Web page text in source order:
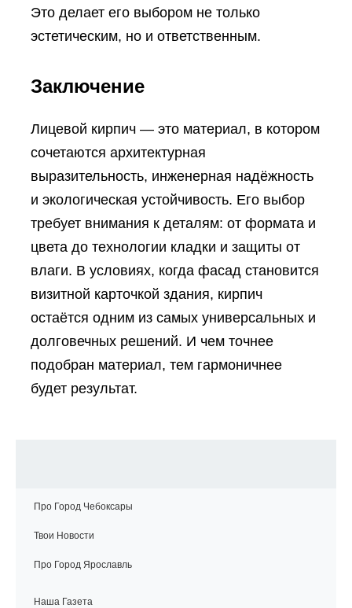
Это делает его выбором не только
эстетическим, но и ответственным.
Заключение
Лицевой кирпич — это материал, в котором
сочетаются архитектурная
выразительность, инженерная надёжность
и экологическая устойчивость. Его выбор
требует внимания к деталям: от формата и
цвета до технологии кладки и защиты от
влаги. В условиях, когда фасад становится
визитной карточкой здания, кирпич
остаётся одним из самых универсальных и
долговечных решений. И чем точнее
подобран материал, тем гармоничнее
будет результат.
Про Город Чебоксары
Твои Новости
Про Город Ярославль
Наша Газета